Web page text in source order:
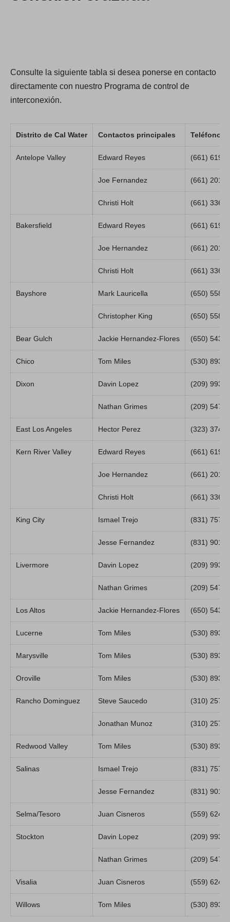
Consulte la siguiente tabla si desea ponerse en contacto
directamente con nuestro Programa de control de
interconexión.
Distrito de Cal Water Contactos principales Teléfono
Antelope Valley Edward Reyes (661) 619-
Joe Fernandez (661) 201-
Christi Holt (661) 336-
Bakersfield Edward Reyes (661) 619-
Joe Hernandez (661) 201-
Christi Holt (661) 336-
Bayshore Mark Lauricella (650) 558-
Christopher King (650) 558-
Bear Gulch Jackie Hernandez-Flores (650) 543-
Chico Tom Miles (530) 893-
Dixon Davin Lopez (209) 993-
Nathan Grimes (209) 547-
East Los Angeles Hector Perez (323) 374-
Kern River Valley Edward Reyes (661) 619-
Joe Hernandez (661) 201-
Christi Holt (661) 336-
King City Ismael Trejo (831) 757-
Jesse Fernandez (831) 901-
Livermore Davin Lopez (209) 993-
Nathan Grimes (209) 547-
Los Altos Jackie Hernandez-Flores (650) 543-
Lucerne Tom Miles (530) 893-
Marysville Tom Miles (530) 893-
Oroville Tom Miles (530) 893-
Rancho Dominguez Steve Saucedo (310) 257-
Jonathan Munoz (310) 257-
Redwood Valley Tom Miles (530) 893-
Salinas Ismael Trejo (831) 757-
Jesse Fernandez (831) 901-
Selma/Tesoro Juan Cisneros (559) 624-
Stockton Davin Lopez (209) 993-
Nathan Grimes (209) 547-
Visalia Juan Cisneros (559) 624-
Willows Tom Miles (530) 893-